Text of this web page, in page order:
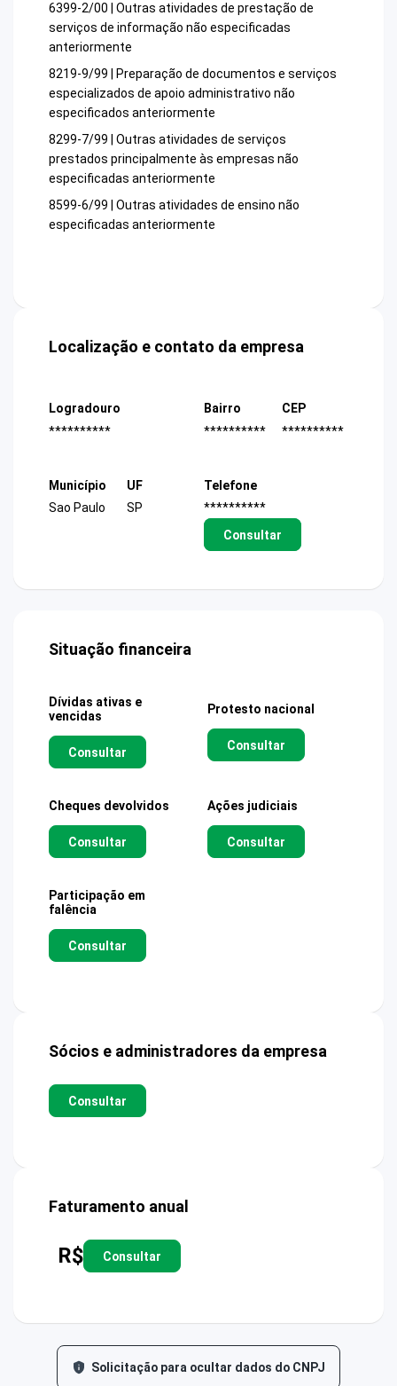
6399-2/00 | Outras atividades de prestação de
serviços de informação não especificadas
anteriormente
8219-9/99 | Preparação de documentos e serviços
especializados de apoio administrativo não
especificados anteriormente
8299-7/99 | Outras atividades de serviços
prestados principalmente às empresas não
especificadas anteriormente
8599-6/99 | Outras atividades de ensino não
especificadas anteriormente
Localização e contato da empresa
Logradouro
**********
Bairro
**********
CEP
**********
Município
Sao Paulo
UF
SP
Telefone
**********
Consultar
Situação financeira
Dívidas ativas e
vencidas
Consultar
Protesto nacional
Consultar
Cheques devolvidos
Consultar
Ações judiciais
Consultar
Participação em
falência
Consultar
Sócios e administradores da empresa
Consultar
Faturamento anual
R$ Consultar
Solicitação para ocultar dados do CNPJ